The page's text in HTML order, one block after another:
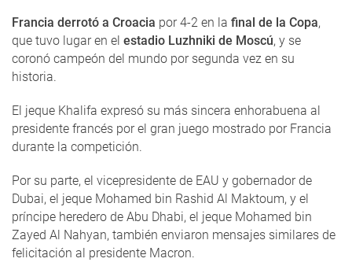
Francia derrotó a Croacia por 4-2 en la final de la Copa,
que tuvo lugar en el estadio Luzhniki de Moscú, y se
coronó campeón del mundo por segunda vez en su
historia.
El jeque Khalifa expresó su más sincera enhorabuena al
presidente francés por el gran juego mostrado por Francia
durante la competición.
Por su parte, el vicepresidente de EAU y gobernador de
Dubai, el jeque Mohamed bin Rashid Al Maktoum, y el
príncipe heredero de Abu Dhabi, el jeque Mohamed bin
Zayed Al Nahyan, también enviaron mensajes similares de
felicitación al presidente Macron.